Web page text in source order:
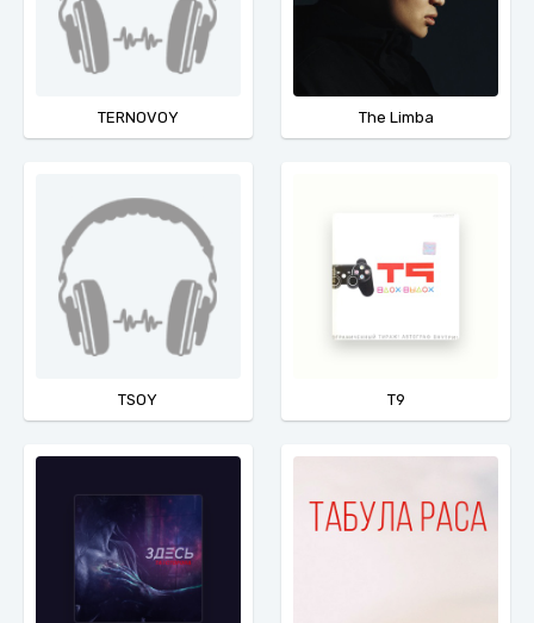
TERNOVOY The Limba
TSOY Т9